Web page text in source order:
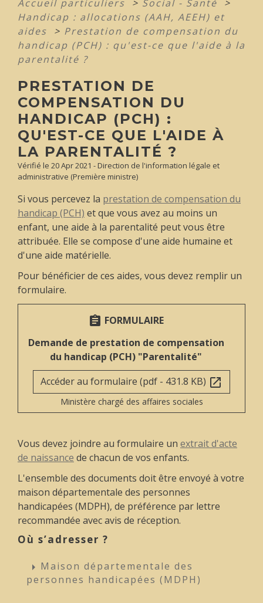
Accueil particuliers > Social - Santé
>
Handicap : allocations (AAH, AEEH) et
aides
> Prestation de compensation du
handicap (PCH) : qu'est-ce que l'aide à la
parentalité ?
PRESTATION DE
COMPENSATION DU
HANDICAP (PCH) :
QU'EST-CE QUE L'AIDE À
LA PARENTALITÉ ?
Vérifié le 20 Apr 2021 - Direction de l'information légale et
administrative (Première ministre)
Si vous percevez la prestation de compensation du
handicap (PCH) et que vous avez au moins un
enfant, une aide à la parentalité peut vous être
attribuée. Elle se compose d'une aide humaine et
d'une aide matérielle.
Pour bénéficier de ces aides, vous devez remplir un
formulaire.
assignment FORMULAIRE
Demande de prestation de compensation
du handicap (PCH) "Parentalité"
Accéder au formulaire (pdf - 431.8 KB) open_in_new
Ministère chargé des affaires sociales
Vous devez joindre au formulaire un extrait d'acte
de naissance de chacun de vos enfants.
L'ensemble des documents doit être envoyé à votre
maison départementale des personnes
handicapées (MDPH), de préférence par lettre
recommandée avec avis de réception.
Où s’adresser ?
arrow_right Maison départementale des
personnes handicapées (MDPH)